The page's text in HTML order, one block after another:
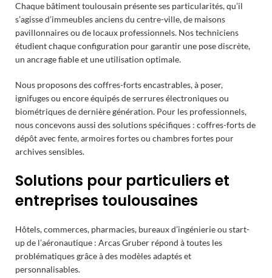
Chaque bâtiment toulousain présente ses particularités, qu’il
s’agisse d’immeubles anciens du centre-ville, de maisons
pavillonnaires ou de locaux professionnels. Nos techniciens
étudient chaque configuration pour garantir une pose discrète,
un ancrage fiable et une utilisation optimale.
Nous proposons des coffres-forts encastrables, à poser,
ignifuges ou encore équipés de serrures électroniques ou
biométriques de dernière génération. Pour les professionnels,
nous concevons aussi des solutions spécifiques : coffres-forts de
dépôt avec fente, armoires fortes ou chambres fortes pour
archives sensibles.
Solutions pour particuliers et
entreprises toulousaines
Hôtels, commerces, pharmacies, bureaux d’ingénierie ou start-
up de l’aéronautique : Arcas Gruber répond à toutes les
problématiques grâce à des modèles adaptés et
personnalisables.